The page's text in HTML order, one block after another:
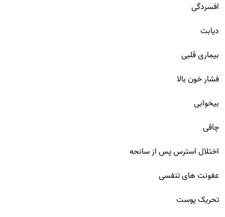
افسردگی
دیابت
بیماری قلبی
فشار خون بالا
بیخوابی
چاقی
اختلال استرس پس از سانحه
عفونت های تنفسی
تحریک پوست